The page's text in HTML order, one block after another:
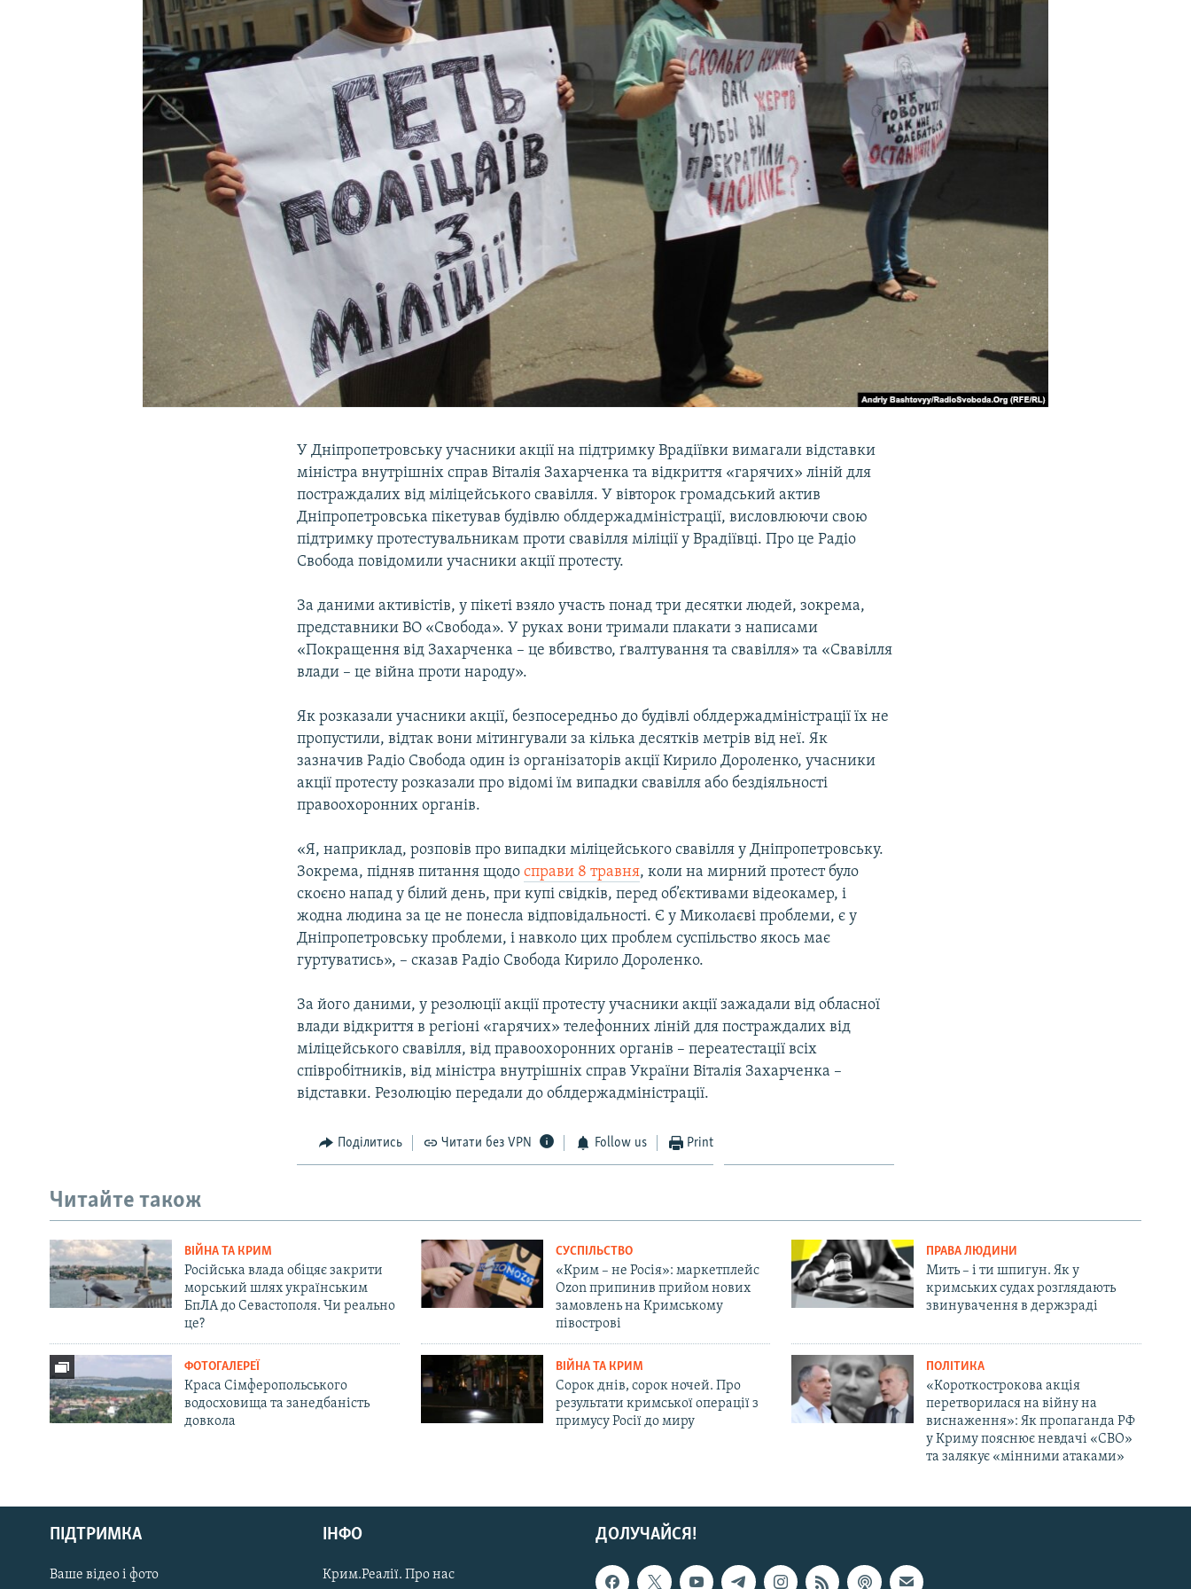
УКРАЇНСЬКА ПРОБЛЕМА КРИМУ
Русский
Qırımtatar
ДОЛУЧАЙСЯ!
У Дніпропетровську учасники акції на підтримку Врадіївки вимагали відставки
міністра внутрішніх справ Віталія Захарченка та відкриття «гарячих» ліній для
постраждалих від міліцейського свавілля. У вівторок громадський актив
Дніпропетровська пікетував будівлю облдержадміністрації, висловлюючи свою
підтримку протестувальникам проти свавілля міліції у Врадіївці. Про це Радіо
Свобода повідомили учасники акції протесту.
За даними активістів, у пікеті взяло участь понад три десятки людей, зокрема,
представники ВО «Свобода». У руках вони тримали плакати з написами
«Покращення від Захарченка – це вбивство, ґвалтування та свавілля» та «Свавілля
влади – це війна проти народу».
Як розказали учасники акції, безпосередньо до будівлі облдержадміністрації їх не
пропустили, відтак вони мітингували за кілька десятків метрів від неї. Як
зазначив Радіо Свобода один із організаторів акції Кирило Дороленко, учасники
акції протесту розказали про відомі їм випадки свавілля або бездіяльності
правоохоронних органів.
«Я, наприклад, розповів про випадки міліцейського свавілля у Дніпропетровську.
Зокрема, підняв питання щодосправи 8 травня, коли на мирний протест було
скоєно напад у білий день, при купі свідків, перед об’єктивами відеокамер, і
жодна людина за це не понесла відповідальності. Є у Миколаєві проблеми, є у
Дніпропетровську проблеми, і навколо цих проблем суспільство якось має
гуртуватись», – сказав Радіо Свобода Кирило Дороленко.
За його даними, у резолюції акції протесту учасники акції зажадали від обласної
влади відкриття в регіоні «гарячих» телефонних ліній для постраждалих від
міліцейського свавілля, від правоохоронних органів – переатестації всіх
співробітників, від міністра внутрішніх справ України Віталія Захарченка –
відставки. Резолюцію передали до облдержадміністрації.
Поділитись Читати без VPN Follow us Print
Читайте також
ВІЙНА ТА КРИМ
Російська влада обіцяє закрити
морський шлях українським
БпЛА до Севастополя. Чи реально
це?
СУСПІЛЬСТВО
«Крим – не Росія»: маркетплейс
Ozon припинив прийом нових
замовлень на Кримському
півострові
ПРАВА ЛЮДИНИ
Мить – і ти шпигун. Як у
кримських судах розглядають
звинувачення в держзраді
ФОТОГАЛЕРЕЇ
Краса Сімферопольського
водосховища та занедбаність
довкола
ВІЙНА ТА КРИМ
Сорок днів, сорок ночей. Про
результати кримської операції з
примусу Росії до миру
ПОЛІТИКА
«Короткострокова акція
перетворилася на війну на
виснаження»: Як пропаганда РФ
у Криму пояснює невдачі «СВО»
та залякує «мінними атаками»
ДОЛУЧАЙСЯ!
ПІДТРИМКА
Ваше відео і фото
ІНФО
Крим.Реалії. Про нас